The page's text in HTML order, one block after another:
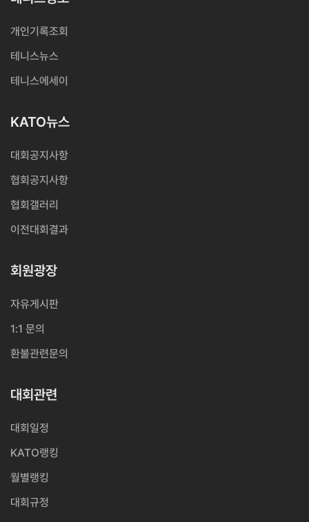
개인기록조회
테니스뉴스
테니스에세이
KATO뉴스
대회공지사항
협회공지사항
협회갤러리
이전대회결과
회원광장
자유게시판
1:1 문의
환불관련문의
대회관련
대회일정
KATO랭킹
월별랭킹
대회규정